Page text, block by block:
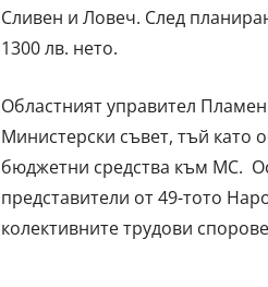
Сливен и Ловеч. След
1300 лв. нето.
Областният управител
Министерски съвет, тъй като
бюджетни средства към МС.
представители от 49-тото
колективните трудови